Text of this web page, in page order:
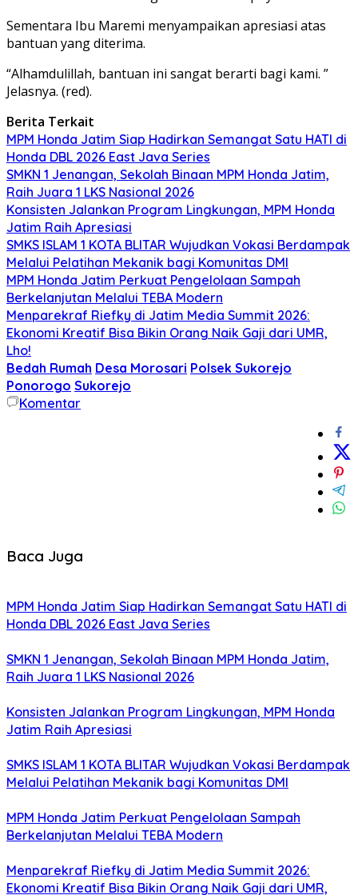
Sementara Ibu Maremi menyampaikan apresiasi atas
bantuan yang diterima.
“Alhamdulillah, bantuan ini sangat berarti bagi kami. ”
Jelasnya. (red).
Berita Terkait
MPM Honda Jatim Siap Hadirkan Semangat Satu HATI di
Honda DBL 2026 East Java Series
SMKN 1 Jenangan, Sekolah Binaan MPM Honda Jatim,
Raih Juara 1 LKS Nasional 2026
Konsisten Jalankan Program Lingkungan, MPM Honda
Jatim Raih Apresiasi
SMKS ISLAM 1 KOTA BLITAR Wujudkan Vokasi Berdampak
Melalui Pelatihan Mekanik bagi Komunitas DMI
MPM Honda Jatim Perkuat Pengelolaan Sampah
Berkelanjutan Melalui TEBA Modern
Menparekraf Riefky di Jatim Media Summit 2026:
Ekonomi Kreatif Bisa Bikin Orang Naik Gaji dari UMR,
Lho!
Bedah Rumah Desa Morosari Polsek Sukorejo
Ponorogo Sukorejo
Komentar
Baca Juga
MPM Honda Jatim Siap Hadirkan Semangat Satu HATI di
Honda DBL 2026 East Java Series
SMKN 1 Jenangan, Sekolah Binaan MPM Honda Jatim,
Raih Juara 1 LKS Nasional 2026
Konsisten Jalankan Program Lingkungan, MPM Honda
Jatim Raih Apresiasi
SMKS ISLAM 1 KOTA BLITAR Wujudkan Vokasi Berdampak
Melalui Pelatihan Mekanik bagi Komunitas DMI
MPM Honda Jatim Perkuat Pengelolaan Sampah
Berkelanjutan Melalui TEBA Modern
Menparekraf Riefky di Jatim Media Summit 2026:
Ekonomi Kreatif Bisa Bikin Orang Naik Gaji dari UMR,